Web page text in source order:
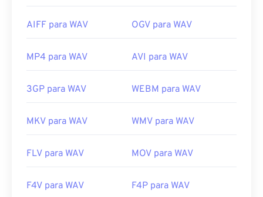
AIFF para WAV OGV para WAV
MP4 para WAV AVI para WAV
3GP para WAV WEBM para WAV
MKV para WAV WMV para WAV
FLV para WAV MOV para WAV
F4V para WAV F4P para WAV